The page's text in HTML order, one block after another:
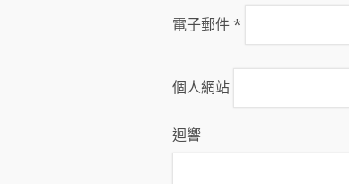
電子郵件*
個人網站
迴響